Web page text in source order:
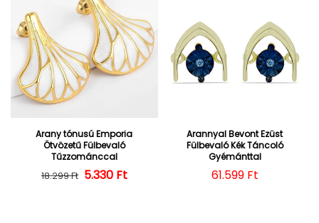
Arany tónusú Emporia
Ötvözetű Fülbevaló
Tűzzománccal
Normál ár
18.299 Ft Kedvezményes ár
5.330 Ft
Arannyal Bevont Ezüst
Fülbevaló Kék Táncoló
Gyémánttal
Normál ár
61.599 Ft